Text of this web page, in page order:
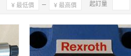
確定 起訂量